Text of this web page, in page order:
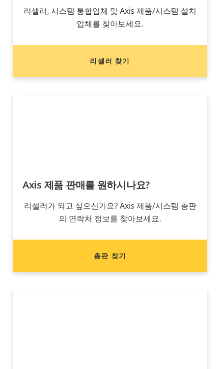
리셀러, 시스템 통합업체 및 Axis 제품/시스템 설치
업체를 찾아보세요.
리셀러 찾기
Axis 제품 판매를 원하시나요?
리셀러가 되고 싶으신가요? Axis 제품/시스템 총판
의 연락처 정보를 찾아보세요.
총판 찾기